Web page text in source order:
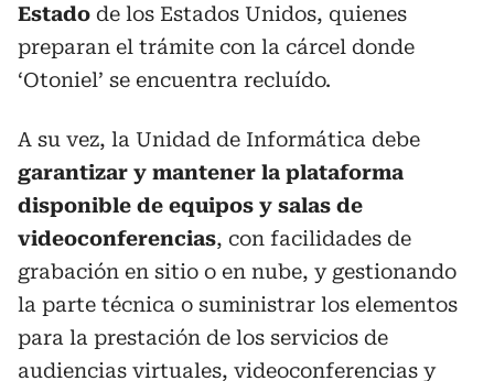
Estado de los Estados Unidos, quienes
preparan el trámite con la cárcel donde
‘Otoniel’ se encuentra recluído.
A su vez, la Unidad de Informática debe
garantizar y mantener la plataforma
disponible de equipos y salas de
videoconferencias, con facilidades de
grabación en sitio o en nube, y gestionando
la parte técnica o suministrar los elementos
para la prestación de los servicios de
audiencias virtuales, videoconferencias y